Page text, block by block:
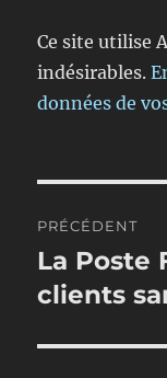
Ce site utilise
indésirables.
données de
de
l’article
PRÉCÉDENT
Publication
précédente :
La Poste
clients